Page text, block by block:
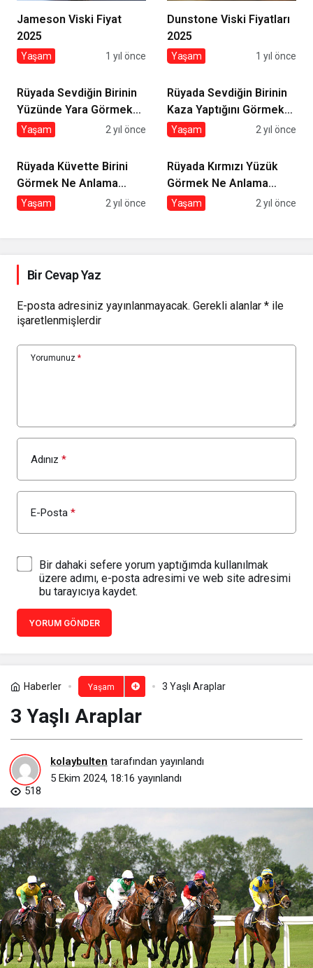
Jameson Viski Fiyat
2025
Yaşam 1 yıl önce
Dunstone Viski Fiyatları
2025
Yaşam 1 yıl önce
Rüyada Sevdiğin Birinin
Yüzünde Yara Görmek
Ne Anlama Gelir?
Yaşam 2 yıl önce
Rüyada Sevdiğin Birinin
Kaza Yaptığını Görmek
Ne Anlama Gelir?
Yaşam 2 yıl önce
Rüyada Küvette Birini
Görmek Ne Anlama
Gelir?
Yaşam 2 yıl önce
Rüyada Kırmızı Yüzük
Görmek Ne Anlama
Gelir?
Yaşam 2 yıl önce
Bir Cevap Yaz
E-posta adresiniz yayınlanmayacak. Gerekli alanlar * ile
işaretlenmişlerdir
Yorumunuz *
Adınız *
E-Posta *
Bir dahaki sefere yorum yaptığımda kullanılmak
üzere adımı, e-posta adresimi ve web site adresimi
bu tarayıcıya kaydet.
YORUM GÖNDER
Haberler Yaşam 3 Yaşlı Araplar
3 Yaşlı Araplar
kolaybulten tarafından yayınlandı
5 Ekim 2024, 18:16 yayınlandı
518